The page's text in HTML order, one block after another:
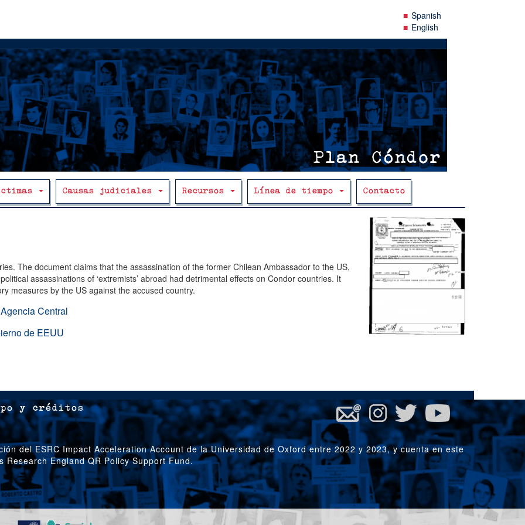
Spanish
English
Causas judiciales Recursos Línea de tiempo Contacto
The document claims that the assassination of the former Chilean Ambassador to the US,
assassinations of ‘extremists’ abroad had detrimental effects on Condor countries. It
measures by the US against the accused country.
Central
de EEUU
y créditos
del ESRC Impact Acceleration Account de la Universidad de Oxford entre 2022 y 2023, y cuenta en este
Research England QR Policy Support Fund.